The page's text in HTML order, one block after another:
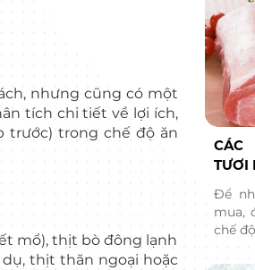
nhưng cũng có một
tích chi tiết về lợi ích,
trước) trong chế độ ăn
mổ), thịt bò đông lạnh
dụ, thịt thăn ngoại hoặc
CÁC
TƯƠI
Để
mua,
chế